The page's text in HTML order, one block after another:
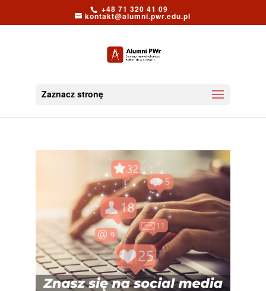
+48 71 320 41 09
kontakt@alumni.pwr.edu.pl
Zaznacz stronę